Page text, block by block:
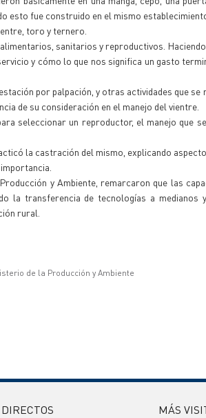
esto fue construido en el mismo
toro y ternero.
sanitarios y reproductivos.
y cómo lo que nos significa un gasto
por palpación, y otras actividades que
de su consideración en el manejo del vientre.
seleccionar un reproductor, el manejo que
la castración del mismo, explicando
y Ambiente, remarcaron que las
la transferencia de tecnologías a medianos
rural.
de la Producción y Ambiente
MÁS